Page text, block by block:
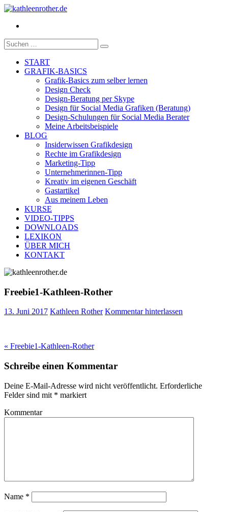
Suche
nach:
START
GRAFIK-BASICS
Grafik-Basics zum selber lernen
Design Check
Design-Beratung per Skype
Design für Social Media Grafiken (Beratung)
Design-Schulungen für Social Media Berater
Meine Arbeitsbeispiele
BLOG
Insiderwissen Grafikdesign
Rechte im Grafikdesign
Marketing-Tipp
Unternehmerinnen-Tipp
Kreativ im eigenen Geschäft
Gastartikel
Aus meinem Leben
KURSE
VIDEO-TIPPS
DOWNLOADS
LEXIKON
ÜBER MICH
KONTAKT
Freebie1-Kathleen-Rother
13. Juni 2017 Kathleen Rother Kommentar hinterlassen
Beitragsnavigation
« Freebie1-Kathleen-Rother
Schreibe einen Kommentar
Deine E-Mail-Adresse wird nicht veröffentlicht. Erforderliche
Felder sind mit * markiert
Kommentar
Name *